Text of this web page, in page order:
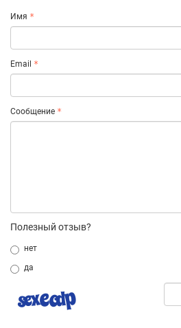
Имя
Email
Сообщение
Полезный отзыв?
нет
да